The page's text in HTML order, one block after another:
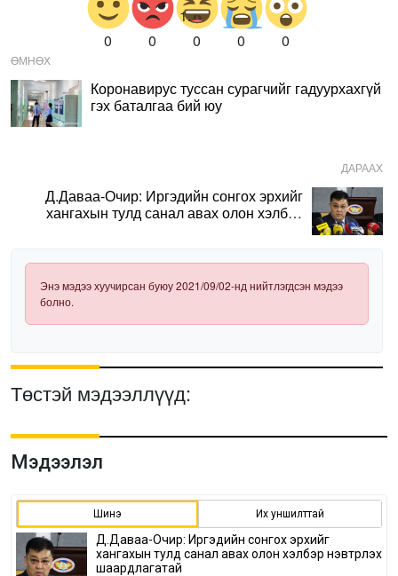
0 0 0 0 0
ӨМНӨХ
Коронавирус туссан сурагчийг гадуурхахгүй
гэх баталгаа бий юу
ДАРААХ
Д.Даваа-Очир: Иргэдийн сонгох эрхийг
хангахын тулд санал авах олон хэлбэр
Энэ мэдээ хуучирсан буюу 2021/09/02-нд нийтлэгдсэн мэдээ
болно.
Төстэй мэдээллүүд:
Мэдээлэл
Шинэ Их уншилттай
Д.Даваа-Очир: Иргэдийн сонгох эрхийг
хангахын тулд санал авах олон хэлбэр нэвтрүүлэх
шаардлагатай